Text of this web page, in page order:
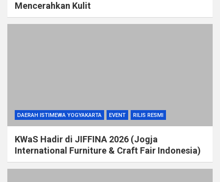
Mencerahkan Kulit
DAERAH ISTIMEWA YOGYAKARTA EVENT RILIS RESMI
KWaS Hadir di JIFFINA 2026 (Jogja
International Furniture & Craft Fair Indonesia)